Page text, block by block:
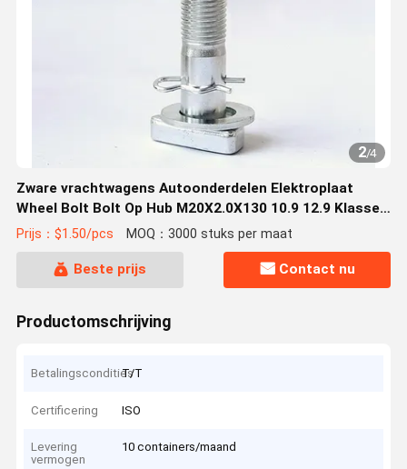
2/4
Zware vrachtwagens Autoonderdelen Elektroplaat
Wheel Bolt Bolt Op Hub M20X2.0X130 10.9 12.9 Klasse
659112612 659112613 6591112456
Prijs：$1.50/pcs MOQ：3000 stuks per maat
Beste prijs Contact nu
Productomschrijving
Betalingscondities
T/T
Certificering ISO
Levering
vermogen
10 containers/maand